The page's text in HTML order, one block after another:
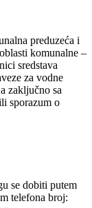
preduzeća i
komunalne –
sredstava
za vodne
zaključno sa
sporazum o
se dobiti putem
telefona broj: